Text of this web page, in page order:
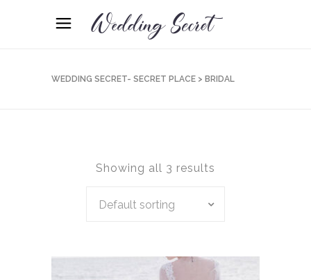
WEDDING SECRET- SECRET PLACE > BRIDAL
Showing all 3 results
Default sorting